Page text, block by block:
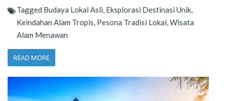
Tagged Budaya Lokal Asli, Eksplorasi Destinasi Unik,
Keindahan Alam Tropis, Pesona Tradisi Lokal,Wisata
Alam Menawan
READ MORE